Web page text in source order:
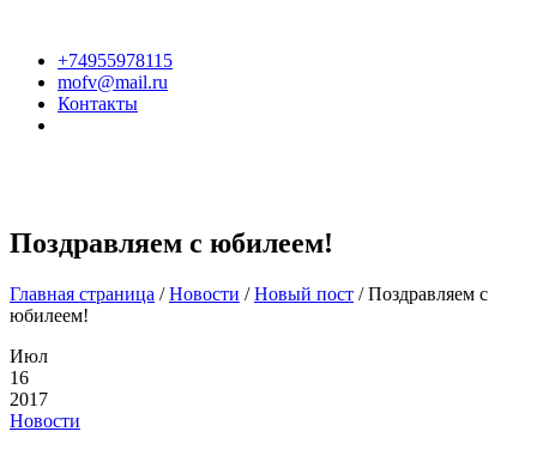
+74955978115
mofv@mail.ru
Контакты
Поздравляем с юбилеем!
Главная страница /Новости /Новый пост /Поздравляем с
юбилеем!
Июл
16
2017
Новости